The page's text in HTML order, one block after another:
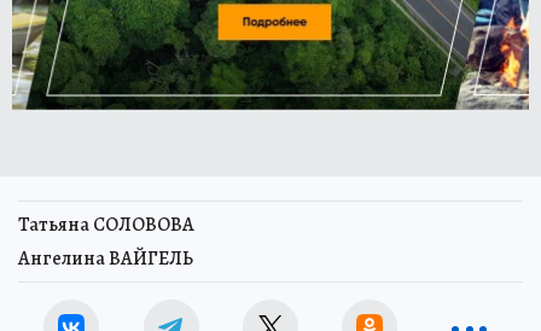
Татьяна СОЛОВОВА
Ангелина ВАЙГЕЛЬ